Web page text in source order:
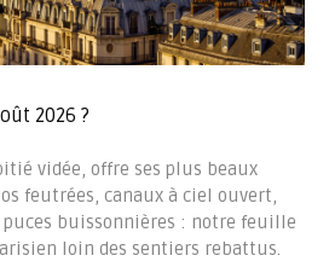
2026 ?
vidée, offre ses plus beaux
feutrées, canaux à ciel ouvert,
puces buissonnières : notre feuille
loin des sentiers rebattus.